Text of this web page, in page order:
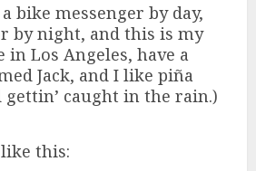
bike messenger by day,
by night, and this is my
in Los Angeles, have a
Jack, and I like piña
gettin’ caught in the rain.)
this: